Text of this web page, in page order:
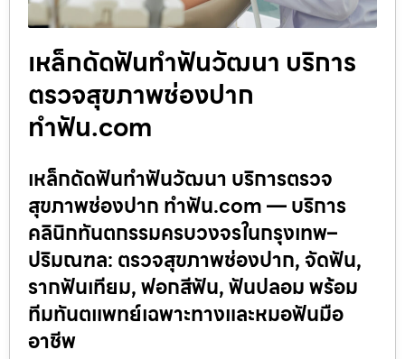
เหล็กดัดฟันทำฟันวัฒนา บริการ
ตรวจสุขภาพช่องปาก
ทำฟัน.com
เหล็กดัดฟันทำฟันวัฒนา บริการตรวจ
สุขภาพช่องปาก ทำฟัน.com — บริการ
คลินิกทันตกรรมครบวงจรในกรุงเทพ–
ปริมณฑล: ตรวจสุขภาพช่องปาก, จัดฟัน,
รากฟันเทียม, ฟอกสีฟัน, ฟันปลอม พร้อม
ทีมทันตแพทย์เฉพาะทางและหมอฟันมือ
อาชีพ